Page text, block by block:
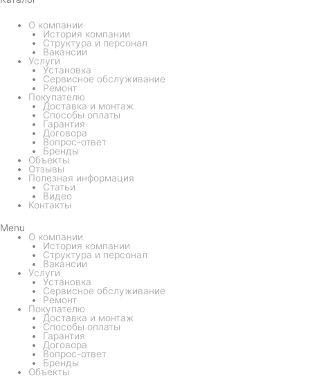
О компании
История компании
Структура и персонал
Вакансии
Услуги
Установка
Сервисное обслуживание
Ремонт
Покупателю
Доставка и монтаж
Способы оплаты
Гарантия
Договора
Вопрос-ответ
Бренды
Объекты
Отзывы
Полезная информация
Статьи
Видео
Контакты
Menu
О компании
История компании
Структура и персонал
Вакансии
Услуги
Установка
Сервисное обслуживание
Ремонт
Покупателю
Доставка и монтаж
Способы оплаты
Гарантия
Договора
Вопрос-ответ
Бренды
Объекты